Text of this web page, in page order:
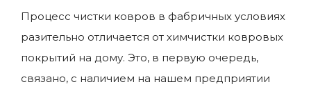
Процесс чистки ковров в фабричных условиях
разительно отличается от химчистки ковровых
покрытий на дому. Это, в первую очередь,
связано, с наличием на нашем предприятии